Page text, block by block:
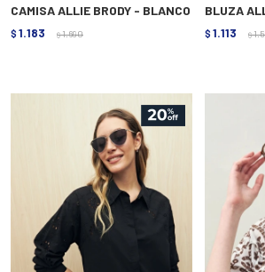
CAMISA ALLIE BRODY - BLANCO
$ 1.183 $ 1.690
BLUZA
$ 1.113 $